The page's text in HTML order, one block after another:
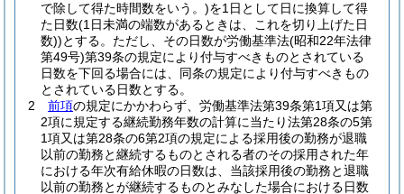
で除して得た時間数をいう。)を1日として日に換算して得
た日数(1日未満の端数があるときは、これを切り上げた日
数))とする。 ただし、その日数が労働基準法(昭和22年法律
第49号)第39条の規定により付与すべきものとされている
日数を下回る場合には、同条の規定により付与すべきもの
とされている日数とする。
2
前項の規定にかかわらず、労働基準法第39条第1項又は第
2項に規定する継続勤務年数の計算に当たり法第28条の5第
1項又は第28条の6第2項の規定による採用後の勤務が退職
以前の勤務と継続するものとされる者のその採用された年
における年次有給休暇の日数は、当該採用後の勤務と退職
以前の勤務とが継続するものとみなした場合における日数